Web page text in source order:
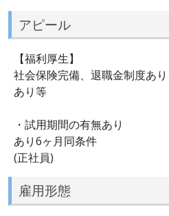
アピール
【福利厚生】
社会保険完備、退職金制度あ
あり等
・試用期間の有無あり
あり6ヶ月同条件
(正社員)
雇用形態